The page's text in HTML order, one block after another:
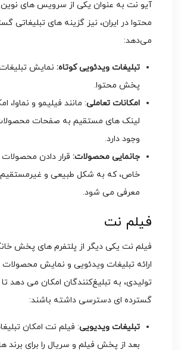
آیو نت به عنوان یکی از سرویس ‌های
محتوا در ایران، نیز گزینه ‌های تبلیغاتی
می‌دهد:
تبلیغات ویدئویی کوتاه: نمایش
پخش محتوا.
امکانات تعاملی: مانند فیلیمو و نماوا،
لینک‌ های مستقیم به صفحات
وجود دارد.
جانمایی محصولات: قرار دادن
خاص، که به شکل طبیعی و غیرمستقیم
معرفی می ‌شود.
فیلم نت
فیلم نت یکی دیگر از پلتفرم‌ های پخش
ارائه تبلیغات ویدئویی و نمایش
تولیدی، به تبلیغ‌کنندگان امکان می ‌دهد
گسترده ‌ای دسترسی داشته باشند:
تبلیغات ویدیویی: فیلم نت امکان
بعد از پخش فیلم و سریال را برای برند